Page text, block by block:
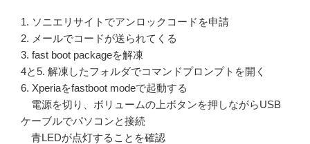
1. ソニエリサイトでアンロックコードを申請
2. メールでコードが送られてくる
3. fast boot packageを解凍
4と5. 解凍したフォルダでコマンドプロンプトを開く
6. Xperiaをfastboot modeで起動する
電源を切り、ボリュームの上ボタンを押しながらUSB
ケーブルでパソコンと接続
青LEDが点灯することを確認